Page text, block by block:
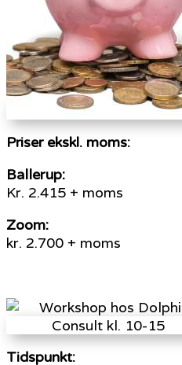
Priser ekskl. moms:
Ballerup:
Kr. 2.415 + moms
Zoom:
kr. 2.700 + moms
Tidspunkt: